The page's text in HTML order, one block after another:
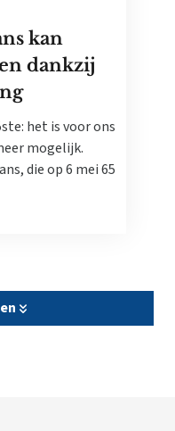
kan
dankzij
het is voor ons
mogelijk.
die op 6 mei 65